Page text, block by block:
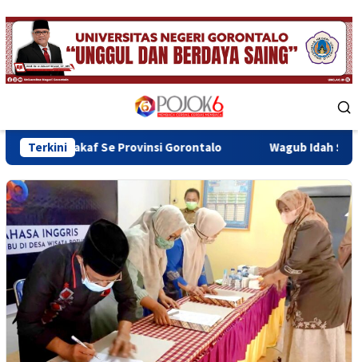
Skip
to
content
Menu
Terkini
Se Provinsi Gorontalo Wagub Idah Syahidah Dorong